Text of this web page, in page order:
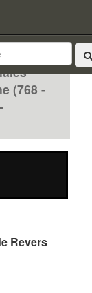
(768 -
Revers